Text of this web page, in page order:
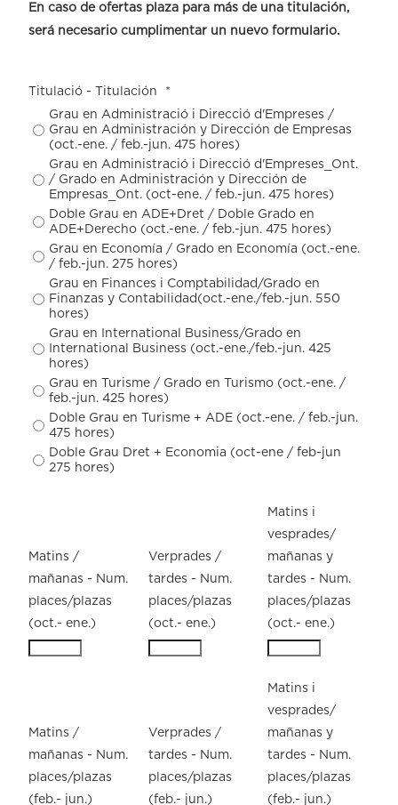
En caso de ofertas plaza para más de una titulación,
será necesario cumplimentar un nuevo formulario.
Titulació - Titulación
*
Grau en Administració i Direcció d'Empreses /
Grau en Administración y Dirección de Empresas
(oct.-ene. / feb.-jun. 475 hores)
Grau en Administració i Direcció d'Empreses_Ont.
/ Grado en Administración y Dirección de
Empresas_Ont. (oct-ene. / feb.-jun. 475 hores)
Doble Grau en ADE+Dret / Doble Grado en
ADE+Derecho (oct.-ene. / feb.-jun. 475 hores)
Grau en Economía / Grado en Economía (oct.-ene.
/ feb.-jun. 275 hores)
Grau en Finances i Comptabilidad/Grado en
Finanzas y Contabilidad(oct.-ene./feb.-jun. 550
hores)
Grau en International Business/Grado en
International Business (oct.-ene./feb.-jun. 425
hores)
Grau en Turisme / Grado en Turismo (oct.-ene. /
feb.-jun. 425 hores)
Doble Grau en Turisme + ADE (oct.-ene. / feb.-jun.
475 hores)
Doble Grau Dret + Economia (oct-ene / feb-jun
275 hores)
Matins /
mañanas - Num.
places/plazas
(oct.- ene.)
Verprades /
tardes - Num.
places/plazas
(oct.- ene.)
Matins i
vesprades/
mañanas y
tardes - Num.
places/plazas
(oct.- ene.)
Matins /
mañanas - Num.
places/plazas
(feb.- jun.)
Verprades /
tardes - Num.
places/plazas
(feb.- jun.)
Matins i
vesprades/
mañanas y
tardes - Num.
places/plazas
(feb.- jun.)